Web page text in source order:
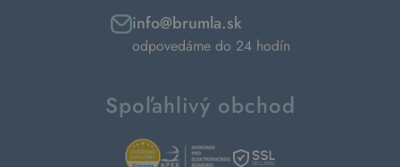
info@brumla.sk
odpovedáme do 24 hodín
Spoľahlivý obchod